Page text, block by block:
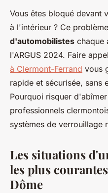
Vous êtes bloqué devant
à l'intérieur ? Ce
d'automobilistes chaque
l'ARGUS 2024. Faire
à Clermont-Ferrand vous
rapide et sécurisée, sans
Pourquoi risquer
professionnels
systèmes de verrouillage
Les situations
les plus
Dôme